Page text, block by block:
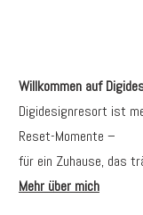
Willkommen auf
Digidesignresort ist
Reset-Momente –
für ein Zuhause, das
Mehr über mich